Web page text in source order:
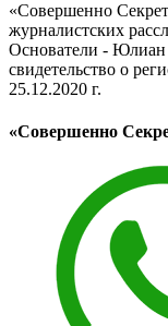
«Совершенно
журналистских
Основатели -
свидетельство о
25.12.2020 г.
«Совершенно